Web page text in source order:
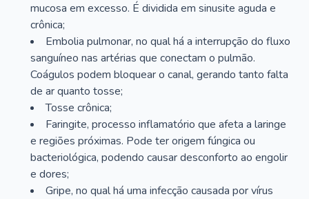
mucosa em excesso. É dividida em sinusite aguda e
crônica;
Embolia pulmonar, no qual há a interrupção do fluxo
sanguíneo nas artérias que conectam o pulmão.
Coágulos podem bloquear o canal, gerando tanto falta
de ar quanto tosse;
Tosse crônica;
Faringite, processo inflamatório que afeta a laringe
e regiões próximas. Pode ter origem fúngica ou
bacteriológica, podendo causar desconforto ao engolir
e dores;
Gripe, no qual há uma infecção causada por vírus